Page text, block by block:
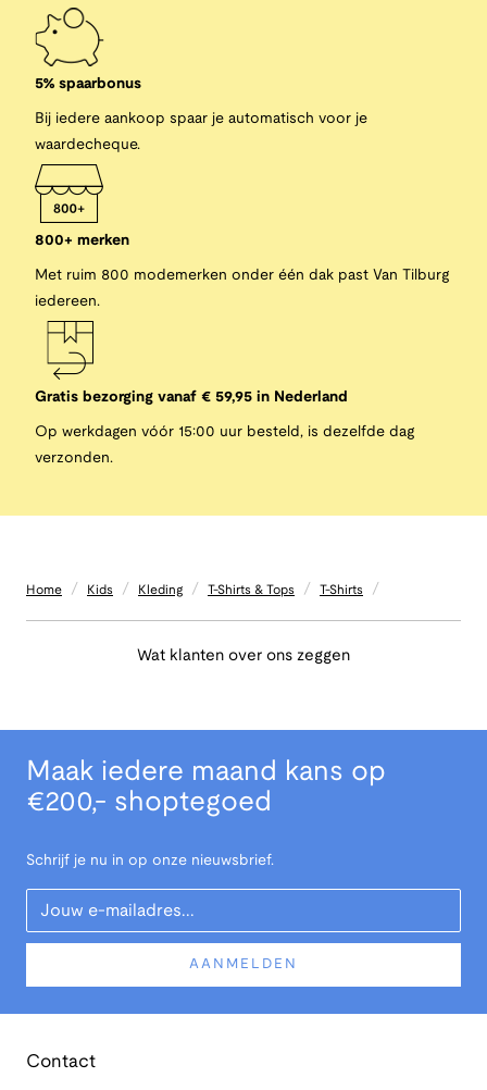
5% spaarbonus
Bij iedere aankoop spaar je automatisch voor je
waardecheque.
800+ merken
Met ruim 800 modemerken onder één dak past Van Tilburg
iedereen.
Gratis bezorging vanaf € 59,95 in Nederland
Op werkdagen vóór 15:00 uur besteld, is dezelfde dag
verzonden.
Home / Kids / Kleding / T-Shirts & Tops / T-Shirts /
Wat klanten over ons zeggen
Maak iedere maand kans op
€200,- shoptegoed
Schrijf je nu in op onze nieuwsbrief.
Your Email
AANMELDEN
Contact